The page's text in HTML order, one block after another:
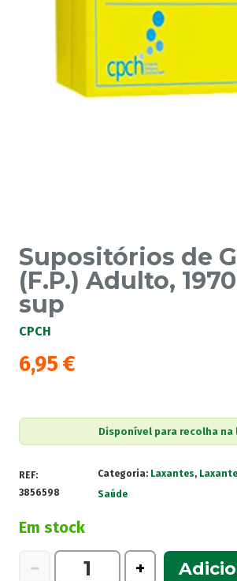
Supositórios de
(F.P.) Adulto,
sup
CPCH
6,95 €
Disponível para recolha na
REF:
3856598
Categoria: Laxantes,
Saúde
Em stock
−
Quantidade
+